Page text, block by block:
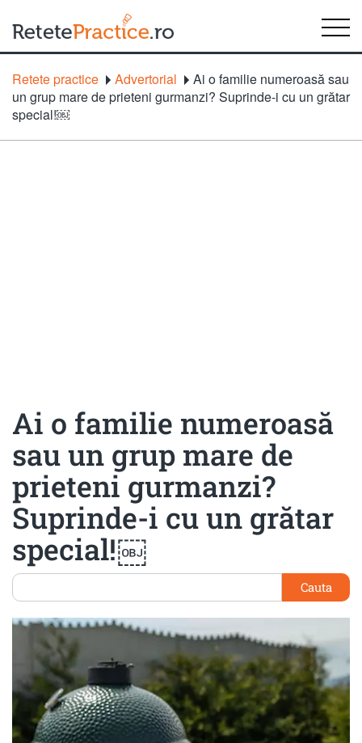
Retete practice Advertorial
Ai o familie numeroasă sau
un grup mare de prieteni gurmanzi? Suprinde-i cu un grătar
special!￼
Ai o familie numeroasă
sau un grup mare de
prieteni gurmanzi?
Suprinde-i cu un grătar
special!￼
Cauta